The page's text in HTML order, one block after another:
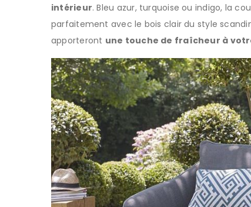
intérieur. Bleu azur, turquoise ou indigo, la
parfaitement avec le bois clair du style
apporteront une touche de fraîcheur à